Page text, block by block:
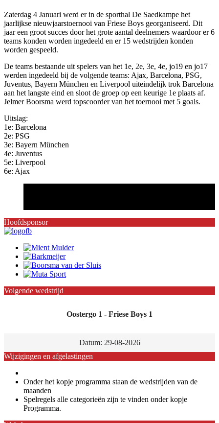
Zaterdag 4 Januari werd er in de sporthal De Saedkampe het
jaarlijkse nieuwjaarstoernooi van Friese Boys georganiseerd. Dit
jaar een groot succes door het grote aantal deelnemers waardoor er 6
teams konden worden ingedeeld en er 15 wedstrijden konden
worden gespeeld.
De teams bestaande uit spelers van het 1e, 2e, 3e, 4e, jo19 en jo17
werden ingedeeld bij de volgende teams: Ajax, Barcelona, PSG,
Juventus, Bayern München en Liverpool uiteindelijk trok Barcelona
aan het langste eind en sloot de groep op een keurige 1e plaats af.
Jelmer Boorsma werd topscoorder van het toernooi met 5 goals.
Uitslag:
1e: Barcelona
2e: PSG
3e: Bayern München
4e: Juventus
5e: Liverpool
6e: Ajax
Hoofdsponsor
Volgende wedstrijd
Oostergo 1 - Friese Boys 1
Datum: 29-08-2026
Wijzigingen en afgelastingen
Onder het kopje programma staan de wedstrijden van de
maanden
Spelregels alle categorieën zijn te vinden onder kopje
Programma.